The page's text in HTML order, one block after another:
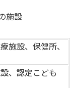
施設
施設、保健所、
、認定こども